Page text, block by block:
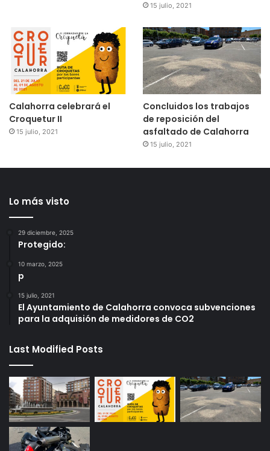
15 julio, 2021
Calahorra celebrará el
Croquetur II
15 julio, 2021
Concluidos los trabajos
de reposición del
asfaltado de Calahorra
15 julio, 2021
Lo más visto
29 diciembre, 2025
Protegido:
10 marzo, 2025
p
15 julio, 2021
El Ayuntamiento de Calahorra convoca subvenciones
para la adquisión de medidores de CO2
Last Modified Posts